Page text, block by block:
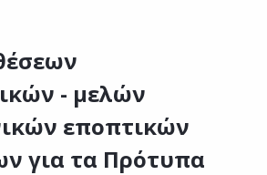
- μελών
εποπτικών
για τα Πρότυπα